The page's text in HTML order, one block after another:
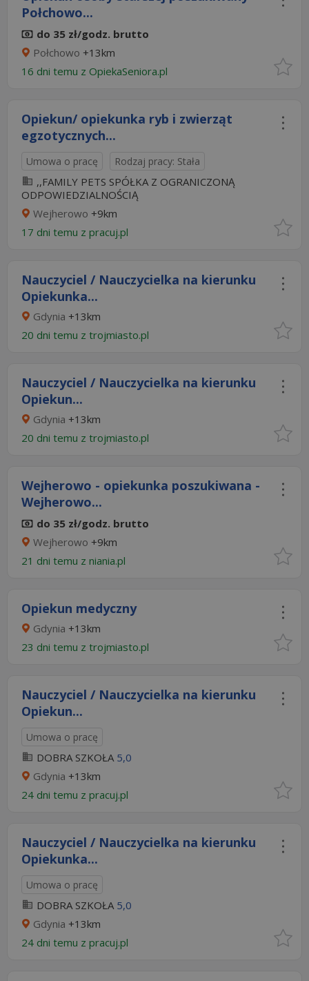
Połchowo...
do 35 zł/godz. brutto
Połchowo +13km
16 dni temu z OpiekaSeniora.pl
Opiekun/ opiekunka ryb i zwierząt
egzotycznych...
Umowa o pracę Rodzaj pracy: Stała
,,FAMILY PETS SPÓŁKA Z OGRANICZONĄ
ODPOWIEDZIALNOŚCIĄ
Wejherowo +9km
17 dni temu z pracuj.pl
Nauczyciel / Nauczycielka na kierunku
Opiekunka...
Gdynia +13km
20 dni temu z trojmiasto.pl
Nauczyciel / Nauczycielka na kierunku
Opiekun...
Gdynia +13km
20 dni temu z trojmiasto.pl
Wejherowo - opiekunka poszukiwana -
Wejherowo...
do 35 zł/godz. brutto
Wejherowo +9km
21 dni temu z niania.pl
Opiekun medyczny
Gdynia +13km
23 dni temu z trojmiasto.pl
Nauczyciel / Nauczycielka na kierunku
Opiekun...
Umowa o pracę
DOBRA SZKOŁA 5,0
Gdynia +13km
24 dni temu z pracuj.pl
Nauczyciel / Nauczycielka na kierunku
Opiekunka...
Umowa o pracę
DOBRA SZKOŁA 5,0
Gdynia +13km
24 dni temu z pracuj.pl